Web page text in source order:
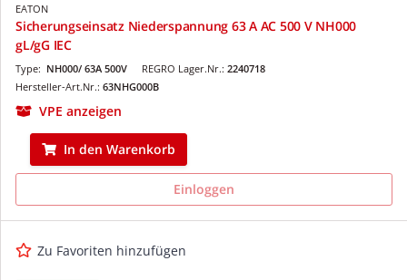
EATON
Sicherungseinsatz Niederspannung 63 A AC 500 V NH000
gL/gG IEC
REGRO Lager.Nr.: 2240718
Type: NH000/ 63A 500V
Hersteller-Art.Nr.: 63NHG000B
VPE anzeigen
In den Warenkorb
Einloggen
Zu Favoriten hinzufügen